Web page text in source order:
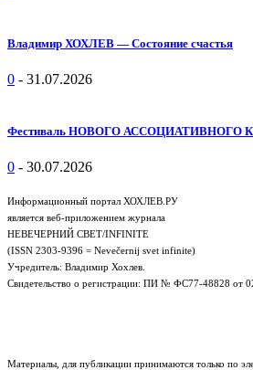
Владимир ХОХЛЕВ — Состояние счастья
0 - 31.07.2026
Фестиваль НОВОГО АССОЦИАТИВНОГО
0 - 30.07.2026
Информационный портал ХОХЛЕВ.РУ
является веб-приложением журнала
НЕВЕЧЕРНИЙ СВЕТ/INFINITE
(ISSN 2303-9396 = Nevečernij svet infinite)
Учредитель: Владимир Хохлев.
Свидетельство о регистрации: ПИ № ФС77-48828 от
Материалы, для публикации принимаются только по